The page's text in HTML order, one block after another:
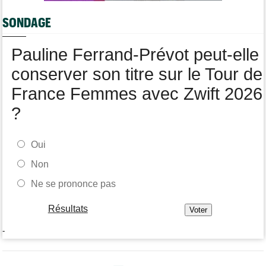
Louis Barré, son 1er succès chez les pros : "J'étais déterminé"
Tour de France Femmes
SONDAGE
Pauline Ferrand-Prévot peut-elle
conserver son titre sur le Tour de
France Femmes avec Zwift 2026
?
Oui
Non
Ne se prononce pas
Résultats
-